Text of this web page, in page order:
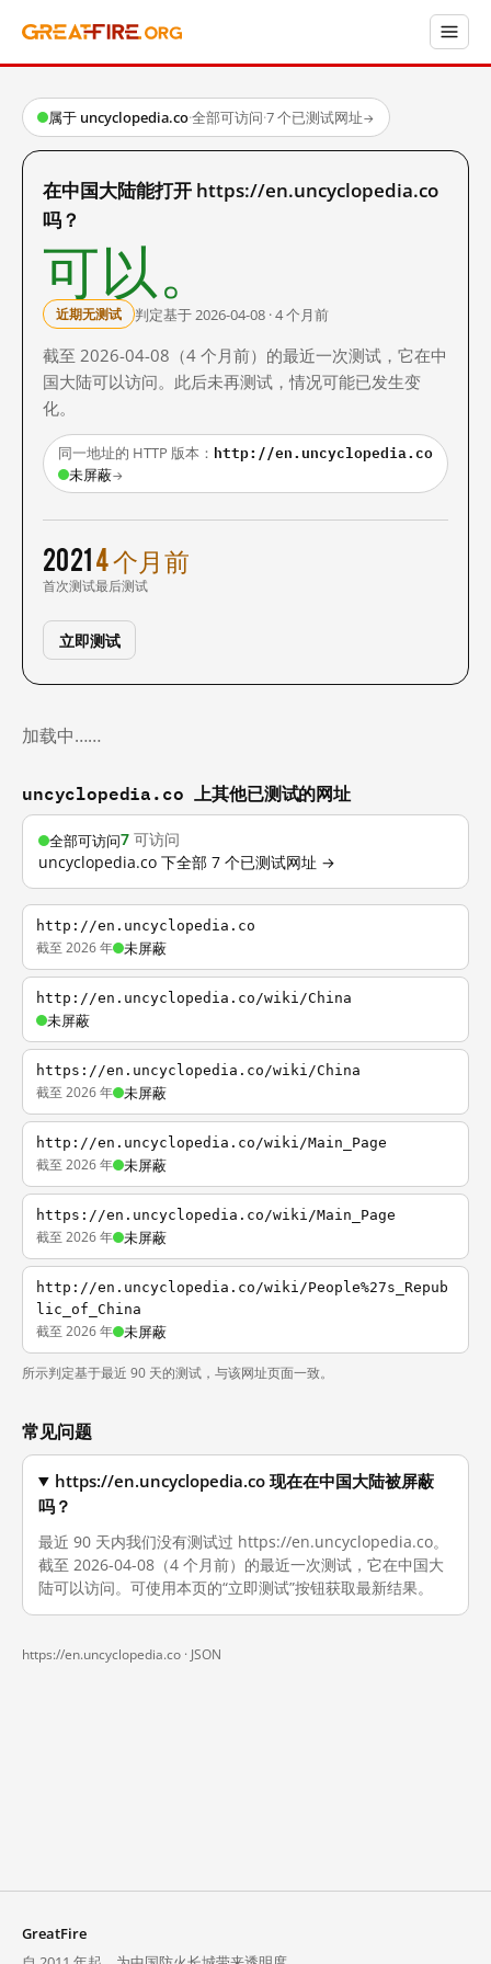
属于 uncyclopedia.co·全部可访问·7 个已测试网址→
在中国大陆能打开 https://en.uncyclopedia.co
吗？
可以。
近期无测试 判定基于 2026-04-08 · 4 个月前
截至 2026-04-08（4 个月前）的最近一次测试，它在中
国大陆可以访问。此后未再测试，情况可能已发生变
化。
同一地址的 HTTP 版本： http://en.uncyclopedia.co
未屏蔽→
2021
首次测试
4 个月前
最后测试
立即测试
加载中……
uncyclopedia.co 上其他已测试的网址
全部可访问7 可访问
uncyclopedia.co 下全部 7 个已测试网址 →
http://en.uncyclopedia.co
截至 2026 年 未屏蔽
http://en.uncyclopedia.co/wiki/China
未屏蔽
https://en.uncyclopedia.co/wiki/China
截至 2026 年 未屏蔽
http://en.uncyclopedia.co/wiki/Main_Page
截至 2026 年 未屏蔽
https://en.uncyclopedia.co/wiki/Main_Page
截至 2026 年 未屏蔽
http://en.uncyclopedia.co/wiki/People%27s_Repub
lic_of_China
截至 2026 年 未屏蔽
所示判定基于最近 90 天的测试，与该网址页面一致。
常见问题
https://en.uncyclopedia.co 现在在中国大陆被屏蔽
吗？
最近 90 天内我们没有测试过 https://en.uncyclopedia.co。
截至 2026-04-08（4 个月前）的最近一次测试，它在中国大
陆可以访问。可使用本页的“立即测试”按钮获取最新结果。
https://en.uncyclopedia.co · JSON
GreatFire